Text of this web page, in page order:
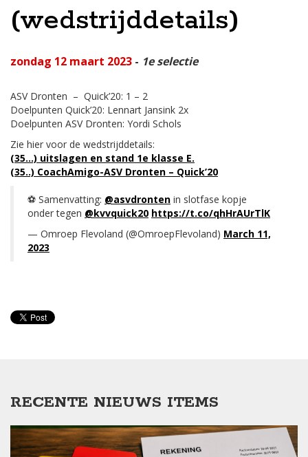
(wedstrijddetails)
zondag 12 maart 2023 - 1e selectie
ASV Dronten – Quick’20: 1 – 2
Doelpunten Quick’20: Lennart Jansink 2x
Doelpunten ASV Dronten: Yordi Schols
Zie hier voor de wedstrijddetails:
(35…) uitslagen en stand 1e klasse E.
(35..) CoachAmigo-ASV Dronten – Quick’20
⚽️ ⁦Samenvatting: ⁦ @asvdronten ⁩ in slotfase kopje
onder tegen @kvvquick20 https://t.co/qhHrAUrTlK
— Omroep Flevoland (@OmroepFlevoland) March 11,
2023
RECENTE NIEUWS ITEMS